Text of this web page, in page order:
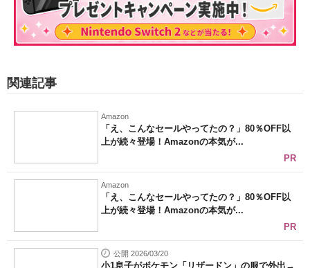
関連記事
Amazon
「え、こんなセールやってたの？」80％OFF以
上が続々登場！Amazonの本気が...
PR
Amazon
「え、こんなセールやってたの？」80％OFF以
上が続々登場！Amazonの本気が...
PR
公開 2026/03/20
小1息子がポケモン「リザードン」の服で外出→